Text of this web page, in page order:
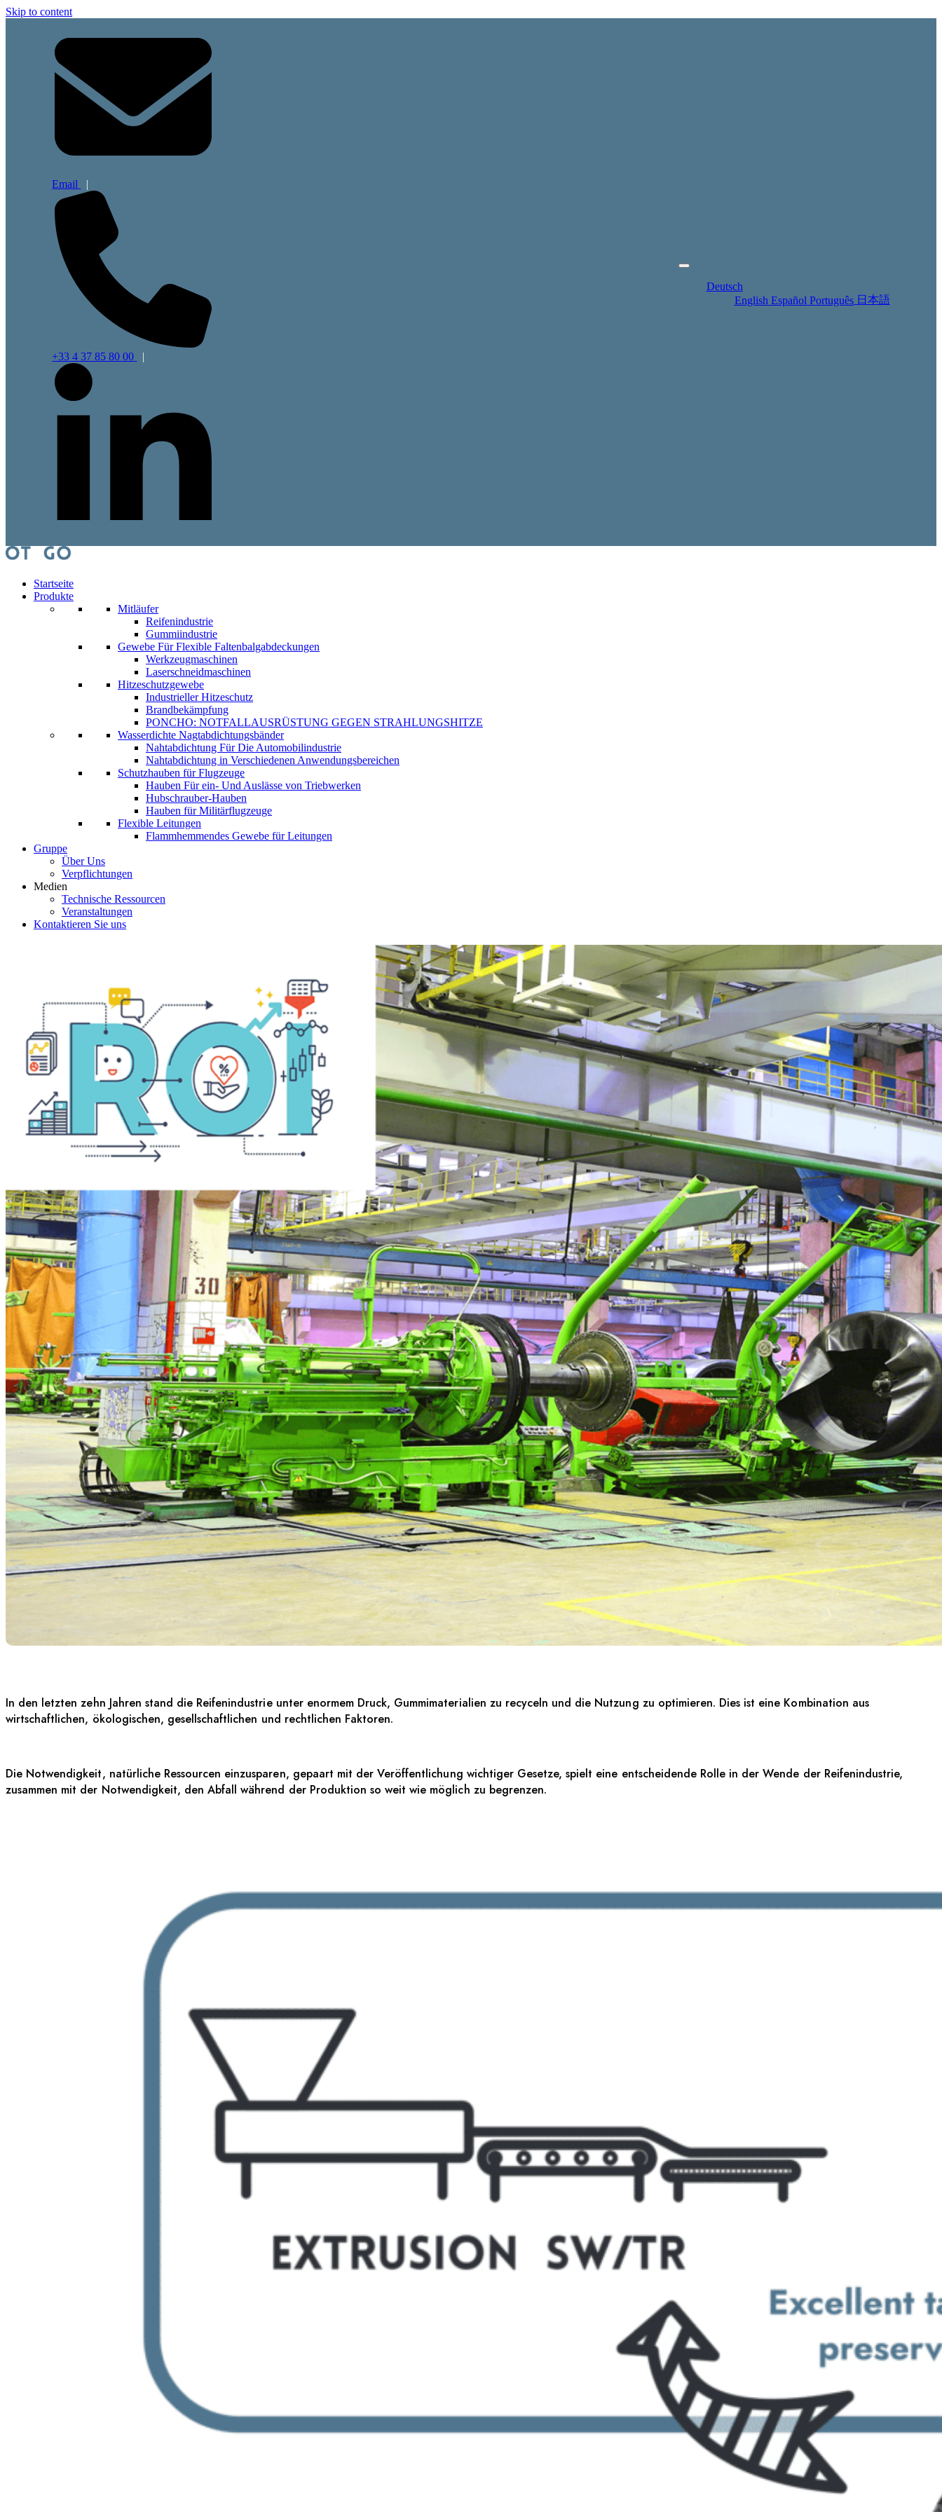
Skip to content
Email |
+33 4 37 85 80 00 |
Deutsch
English Español Português 日本語
Startseite
Produkte
Mitläufer
Reifenindustrie
Gummiindustrie
Gewebe Für Flexible Faltenbalgabdeckungen
Werkzeugmaschinen
Laserschneidmaschinen
Hitzeschutzgewebe
Industrieller Hitzeschutz
Brandbekämpfung
PONCHO: NOTFALLAUSRÜSTUNG GEGEN STRAHLUNGSHITZE
Wasserdichte Nagtabdichtungsbänder
Nahtabdichtung Für Die Automobilindustrie
Nahtabdichtung in Verschiedenen Anwendungsbereichen
Schutzhauben für Flugzeuge
Hauben Für ein- Und Auslässe von Triebwerken
Hubschrauber-Hauben
Hauben für Militärflugzeuge
Flexible Leitungen
Flammhemmendes Gewebe für Leitungen
Gruppe
Über Uns
Verpflichtungen
Medien
Technische Ressourcen
Veranstaltungen
Kontaktieren Sie uns
In den letzten zehn Jahren stand die Reifenindustrie unter enormem Druck, Gummimaterialien zu recyceln und die Nutzung zu optimieren. Dies ist eine Kombination aus
wirtschaftlichen, ökologischen, gesellschaftlichen und rechtlichen Faktoren.
Die Notwendigkeit, natürliche Ressourcen einzusparen, gepaart mit der Veröffentlichung wichtiger Gesetze, spielt eine entscheidende Rolle in der Wende der Reifenindustrie,
zusammen mit der Notwendigkeit, den Abfall während der Produktion so weit wie möglich zu begrenzen.